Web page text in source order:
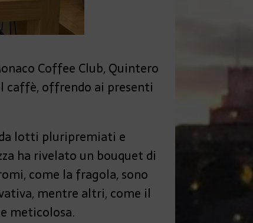
Coffee Club, Quintero
caffè, offrendo ai presenti
da lotti pluripremiati e
ha rivelato un bouquet di
come la fragola, sono
mentre altri, come il
meticolosa.